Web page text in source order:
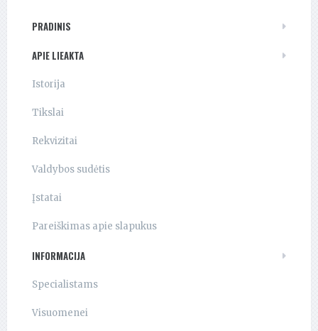
PRADINIS
APIE LIEAKTA
Istorija
Tikslai
Rekvizitai
Valdybos sudėtis
Įstatai
Pareiškimas apie slapukus
INFORMACIJA
Specialistams
Visuomenei